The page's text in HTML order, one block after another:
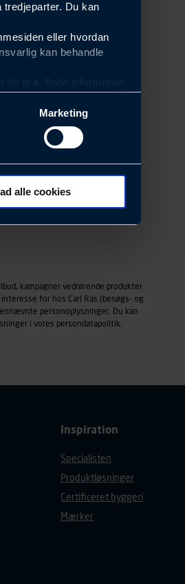
Du kan
eller hvordan
kan behandle
du bl.a. finde information
af vores
skal være nemme at
IP-adresse,
sprog, og den
der
tidspunkt, hvad der
(computer,
Marketing
alle cookies
værktøj, beslag,
kampagner vedrørende produkter
for hos Carl Ras (besøgs- og
personoplysninger. Du kan
i vores persondatapolitik.
Inspiration
Specialisten
Produktløsninger
Certificeret byggeri
Mærker